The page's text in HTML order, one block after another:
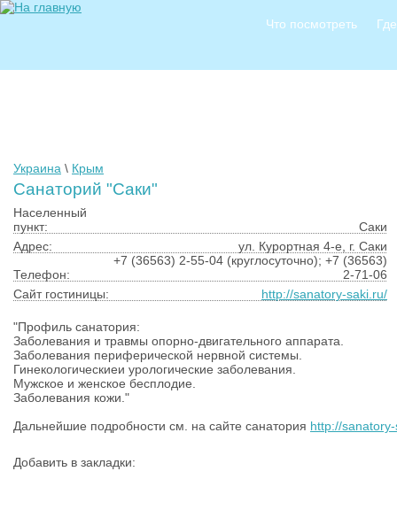
Что посмотреть
Украина \ Крым
Санаторий "Саки"
Населенный
пункт:
Саки
Адрес:
ул. Курортная 4-е, г. Саки
Телефон:
+7 (36563) 2-55-04 (круглосуточно); +7 (36563)
2-71-06
Сайт гостиницы:
http://sanatory-saki.ru/
"Профиль санатория:
Заболевания и травмы опорно-двигательного аппарата.
Заболевания периферической нервной системы.
Гинекологическиеи урологические заболевания.
Мужское и женское бесплодие.
Заболевания кожи."
Дальнейшие подробности см. на сайте санатория http://
Добавить в закладки: